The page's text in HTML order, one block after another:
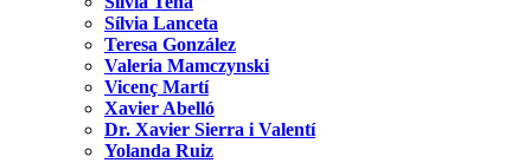
Sílvia Lanceta
Teresa González
Valeria Mamczynski
Vicenç Martí
Xavier Abelló
Dr. Xavier Sierra i Valentí
Yolanda Ruiz